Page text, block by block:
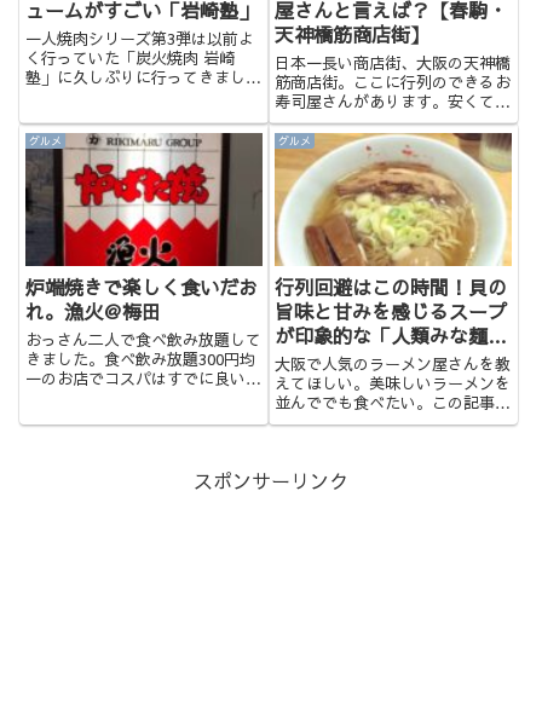
ュームがすごい「岩崎塾」
一人焼肉シリーズ第3弾は以前よ
く行っていた「炭火焼肉 岩崎
塾」に久しぶりに行ってきまし
かったです。前は多くのお客さま
で賑わい活気のあるお店でした
が、少し残念です。しかし、味、
ボリュ...
屋さんと言えば？【春駒・
天神橋筋商店街】
日本一長い商店街、大阪の天神橋
筋商店街。ここに行列のできるお
寿司屋さんがあります。安くてボ
リューム満点の「春駒」です。商
店街には、本店と支店の2店舗あ
りますが、どちらも毎日賑わって
います。今回は食べ歩き、飲み歩
きが楽しい街、天満にておすす
め...
グルメ
炉端焼きで楽しく食いだお
れ。漁火＠梅田
おっさん二人で食べ飲み放題して
きました。食べ飲み放題300円均
一のお店でコスパはすでに良いの
リ！！」です。食べ物全7...
グルメ
行列回避はこの時間！貝の
旨味と甘みを感じるスープ
が印象的な「人類みな麺
類」
大阪で人気のラーメン屋さんを教
えてほしい。美味しいラーメンを
並んででも食べたい。この記事は
ラーメンが大好きな大阪在住のサ
ました。ラーメン好きで知らない
スポンサーリンク